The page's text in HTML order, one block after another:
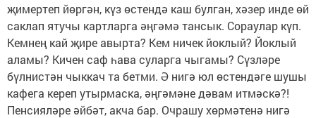
җимертеп йөргән, күз өстендә каш булган, хәзер инде өй
саклап ятучы картларга әңгәмә тансык. Сораулар күп.
Кемнең кай җире авырта? Кем ничек йоклый? Йоклый
аламы? Кичен саф һава суларга чыгамы? Сүзләре
бүлнистән чыккач та бетми. Ә нигә юл өстендәге шушы
кафега кереп утырмаска, әңгәмәне дәвам итмәскә?!
Пенсияләре әйбәт, акча бар. Очрашу хөрмәтенә нигә